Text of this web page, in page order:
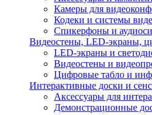
Камеры для
Кодеки и системы
Спикерфоны и
Видеостены, LED-экраны,
LED-экраны и
Видеостены и
Цифровые табло и
Интерактивные доски и
Аксессуары для
Демонстрационные